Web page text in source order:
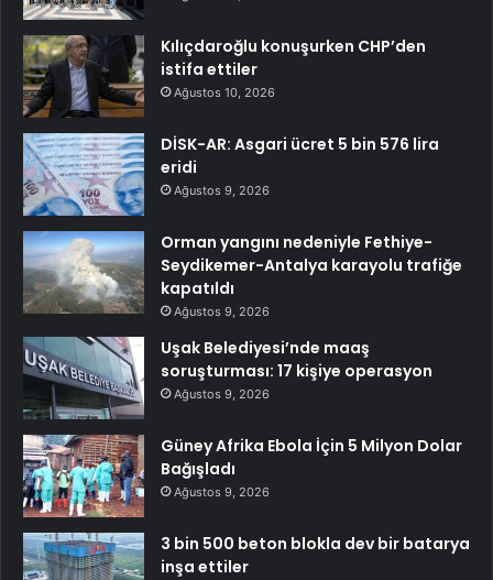
Kılıçdaroğlu konuşurken CHP’den
istifa ettiler
Ağustos 10, 2026
DİSK-AR: Asgari ücret 5 bin 576 lira
eridi
Ağustos 9, 2026
Orman yangını nedeniyle Fethiye-
Seydikemer-Antalya karayolu trafiğe
kapatıldı
Ağustos 9, 2026
Uşak Belediyesi’nde maaş
soruşturması: 17 kişiye operasyon
Ağustos 9, 2026
Güney Afrika Ebola İçin 5 Milyon Dolar
Bağışladı
Ağustos 9, 2026
3 bin 500 beton blokla dev bir batarya
inşa ettiler